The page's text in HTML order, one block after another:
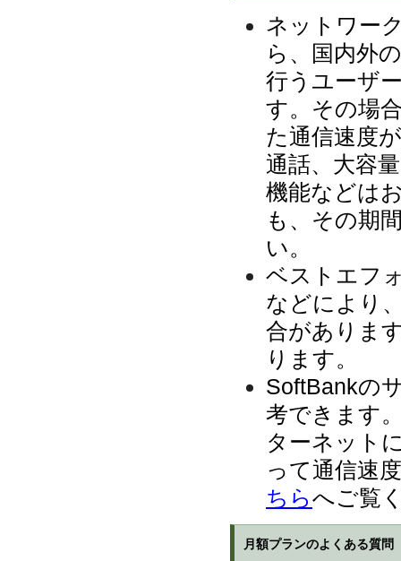
ネットワー
ら、国内外
行うユーザ
す。その場
た通信速度
通話、大容
機能などは
も、その期
い。
ベストエフ
などにより
合がありま
ります。
SoftBankの
考できます
ターネット
って通信速
ちらへご覧
月額プランのよくある質問